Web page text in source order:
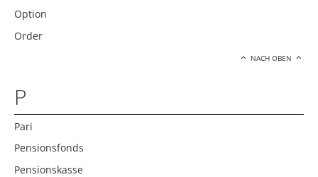
Option
Order
NACH OBEN
P
Pari
Pensionsfonds
Pensionskasse